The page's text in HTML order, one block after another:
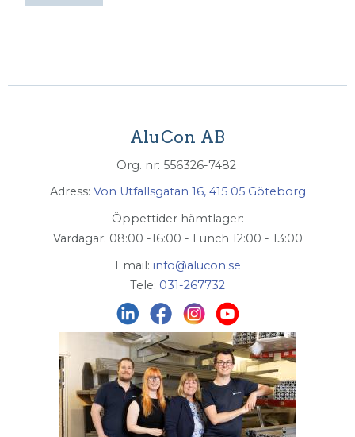
AluCon AB
Org. nr: 556326-7482
Adress: Von Utfallsgatan 16, 415 05 Göteborg
Öppettider hämtlager:
Vardagar: 08:00 -16:00 - Lunch 12:00 - 13:00
Email: info@alucon.se
Tele: 031-267732